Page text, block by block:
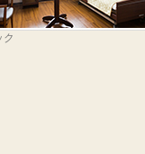
ク